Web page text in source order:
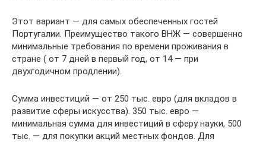
Этот вариант — для самых обеспеченных гостей
Португалии. Преимущество такого ВНЖ — совершенно
минимальные требования по времени проживания в
стране ( от 7 дней в первый год, от 14 — при
двухгодичном продлении).
Сумма инвестиций — от 250 тыс. евро (для вкладов в
развитие сферы искусства). 350 тыс. евро —
минимальная сумма для инвестиций в сферу науки, 500
тыс. — для покупки акций местных фондов. Для